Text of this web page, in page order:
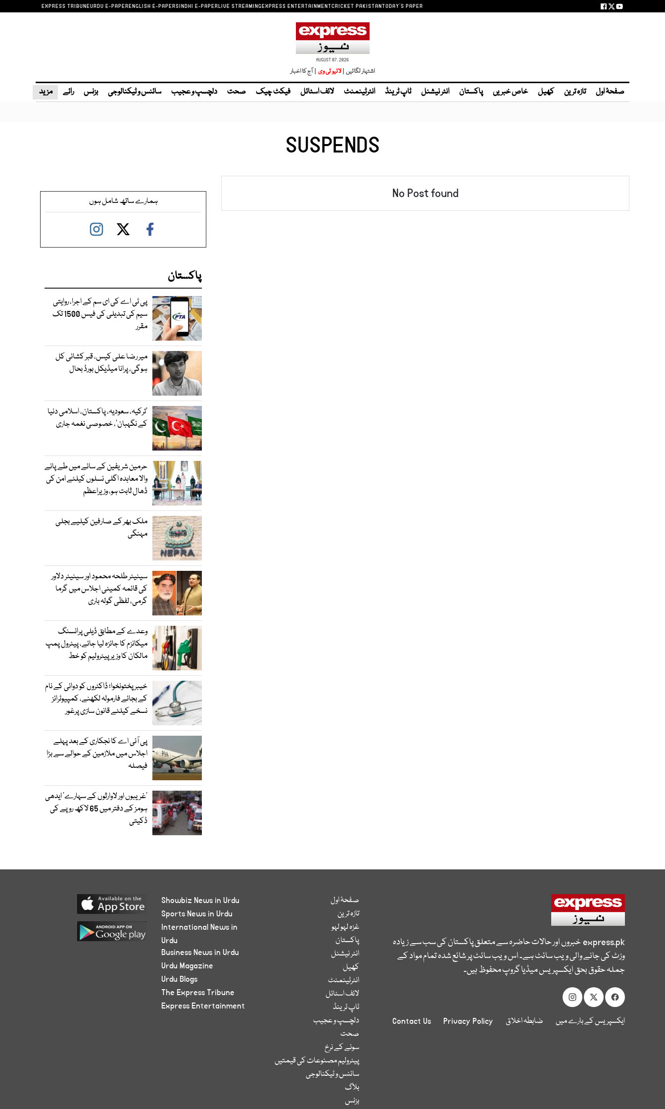
EXPRESS TRIBUNEURDU E-PAPERENGLISH E-PAPERSINDHI E-PAPERLIVE STREAMINGEXPRESS ENTERTAINMENTCRICKET PAKISTANTODAY'S PAPER
AUGUST 07, 2026
اشتہار لگائیں | | آج کا اخبار
صفحۂ اول تازہ ترین کھیل خاص خبریں پاکستان انٹر نیشنل ٹاپ ٹرینڈ انٹرٹینمنٹ لائف اسٹائل فیکٹ چیک صحت دلچسپ و عجیب سائنس و ٹیکنالوجی بزنس رائے مزید
SUSPENDS
No Post found ہمارے ساتھ شامل ہوں
پاکستان
پی ٹی اے کی ای سم کے اجرا، روایتی
سیم کی تبدیلی کی فیس 1500 تک
مقرر
میر رضا علی کیس، قبر کشائی کل
ہوگی، پرانا میڈیکل بورڈ بحال
‘ترکیہ، سعودیہ، پاکستان، اسلامی دنیا
کے نگہبان’، خصوصی نغمہ جاری
حرمین شریفین کے سائے میں طے پانے
والا معاہدہ اگلی نسلوں کیلئے امن کی
ڈھال ثابت ہو، وزیراعظم
ملک بھر کے صارفین کیلیے بجلی
مہنگی
سینیٹر طلحہ محمود اور سینیٹر دلاور
کی قائمہ کمیٹی اجلاس میں گرما
گرمی، لفظی گولہ باری
وعدے کے مطابق ڈیلی پرائسنگ
میکانزم کا جائزہ لیا جائے، پیٹرول پمپ
مالکان کا وزیرپیٹرولیم کو خط
خیبرپختونخوا؛ ڈاکٹروں کو دوائی کے نام
کے بجائے فارمولہ لکھنے، کمپیوٹرائز
نسخے کیلئے قانون سازی پرغور
پی آئی اے کا نجکاری کے بعد پہلے
اجلاس میں ملازمین کے حوالے سے بڑا
فیصلہ
’غریبوں اور لاوارثوں کے سہارے‘ ایدھی
ہومز کے دفتر میں 65 لاکھ روپے کی
ڈکیتی
express.pkخبروں اور حالات حاضرہ سے متعلق پاکستان کی سب سے زیادہ
وزٹ کی جانے والی ویب سائٹ ہے۔ اس ویب سائٹ پر شائع شدہ تمام مواد کے
جملہ حقوق بحق ایکسپریس میڈیا گروپ محفوظ ہیں۔
ایکسپریس کے بارے میں ضابطہ اخلاق Privacy Policy
Contact Us
صفحۂ اول
تازہ ترین
غزہ لہو لہو
پاکستان
انٹر نیشنل
کھیل
انٹرٹینمنٹ
لائف اسٹائل
ٹاپ ٹرینڈ
دلچسپ و عجیب
صحت
سونے کے نرخ
پیٹرولیم مصنوعات کی قیمتیں
سائنس و ٹیکنالوجی
بلاگ
بزنس
Showbiz News in Urdu
Sports News in Urdu
International News in
Urdu
Business News in Urdu
Urdu Magazine
Urdu Blogs
The Express Tribune
Express Entertainment